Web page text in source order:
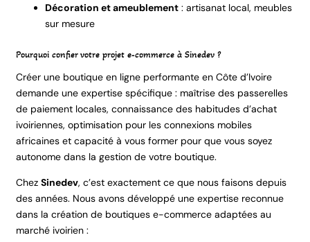
Décoration et ameublement : artisanat local, meubles
sur mesure
Pourquoi confier votre projet e-commerce à Sinedev ?
Créer une boutique en ligne performante en Côte d’Ivoire
demande une expertise spécifique : maîtrise des passerelles
de paiement locales, connaissance des habitudes d’achat
ivoiriennes, optimisation pour les connexions mobiles
africaines et capacité à vous former pour que vous soyez
autonome dans la gestion de votre boutique.
Chez Sinedev, c’est exactement ce que nous faisons depuis
des années. Nous avons développé une expertise reconnue
dans la création de boutiques e-commerce adaptées au
marché ivoirien :